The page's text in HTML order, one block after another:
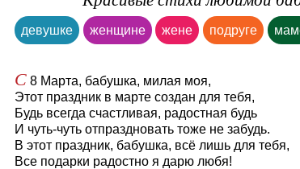
девушке женщине жене подруге
С 8 Марта, бабушка, милая моя,
Этот праздник в марте создан для тебя,
Будь всегда счастливая, радостная будь
И чуть-чуть отпраздновать тоже не забудь.
В этот праздник, бабушка, всё лишь для тебя,
Все подарки радостно я дарю любя!